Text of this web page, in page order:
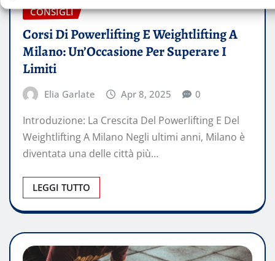
CONSIGLI
Corsi Di Powerlifting E Weightlifting A
Milano: Un’Occasione Per Superare I
Limiti
Elia Garlate Apr 8, 2025 0
Introduzione: La Crescita Del Powerlifting E Del
Weightlifting A Milano Negli ultimi anni, Milano è
diventata una delle città più…
LEGGI TUTTO